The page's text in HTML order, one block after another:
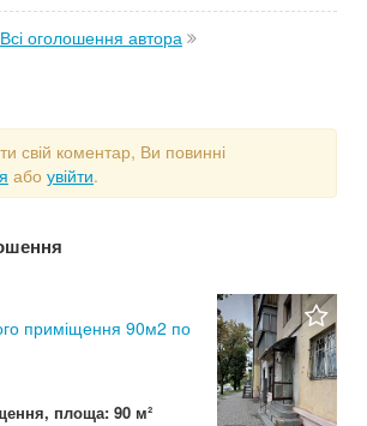
Всі оголошення автора
свій коментар, Ви повинні
або увійти.
приміщення 90м2 по
площа: 90 м²